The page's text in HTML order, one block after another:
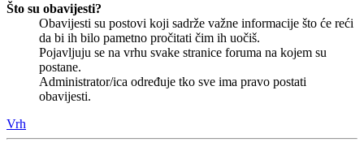
Što su obavijesti?
Obavijesti su postovi koji sadrže važne informacije što će reći
da bi ih bilo pametno pročitati čim ih uočiš.
Pojavljuju se na vrhu svake stranice foruma na kojem su
postane.
Administrator/ica određuje tko sve ima pravo postati
obavijesti.
Vrh